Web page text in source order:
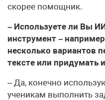
скорее помощник.
– Используете ли Вы
инструмент –
несколько вариантов
тексте или придумать
– Да, конечно
ученикам выполнить